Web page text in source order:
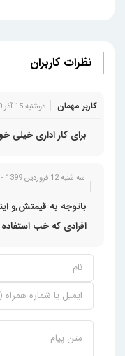
نظرات کاربران
کاربر مهمان دوشنبه 15 آذر 1400 - 16:31
برای کار اداری خیلی
سه شنبه 12 فروردین 1399 - 14:45
باتوجه به قیمتش,و
افرادی که خب